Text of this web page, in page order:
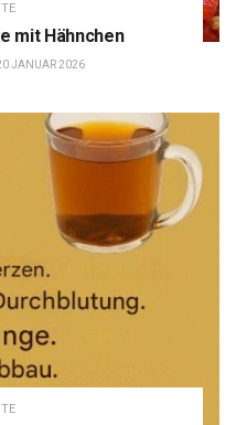
mit Hähnchen
JANUAR 2026